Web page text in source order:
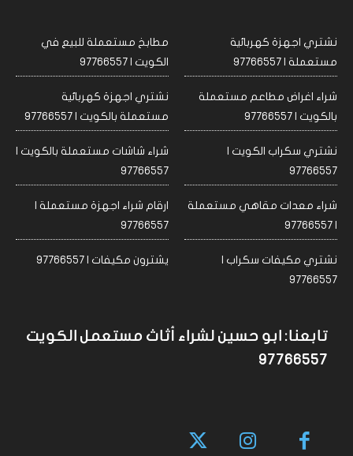
نشتري اجهزة كهربائية
مستعملة | 97766557
مطابخ مستعملة للبيع في
الكويت | 97766557
شراء اغراض مطاعم مستعملة
بالكويت | 97766557
نشتري اجهزة كهربائية
مستعملة بالكويت | 97766557
نشتري سكراب الكويت |
97766557
شراء شاشات مستعملة بالكويت |
97766557
شراء معدات مقاهي مستعملة
| 97766557
ارقام شراء اجهزة مستعملة |
97766557
نشتري مكيفات سكراب |
97766557
يشترون مكيفات | 97766557
تابعنا: ابو حسين لشراء أثاث مستعمل الكويت
97766557